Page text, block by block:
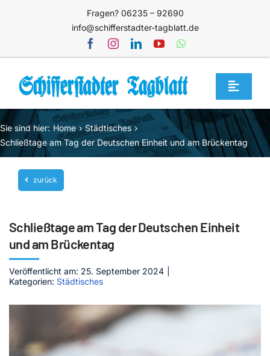
Fragen? 06235 – 92690
info@schifferstadter-tagblatt.de
Toggle
Home
Themen
Blog
Unternehmen
Mediathek
Jetzt abonnieren
Sie sind hier: Home
Städtisches
Schließtage am Tag der Deutschen Einheit und am Brückentag
zurück
Schließtage am Tag der Deutschen Einheit
und am Brückentag
Veröffentlicht am: 25. September 2024
Kategorien: Städtisches